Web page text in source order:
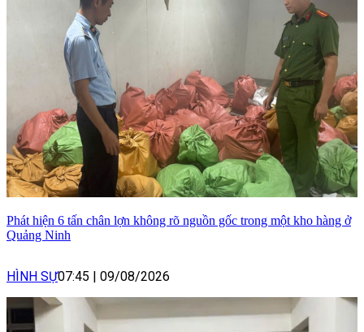
Phát hiện 6 tấn chân lợn không rõ nguồn gốc trong một kho hàng ở
Quảng Ninh
HÌNH SỰ07:45 | 09/08/2026